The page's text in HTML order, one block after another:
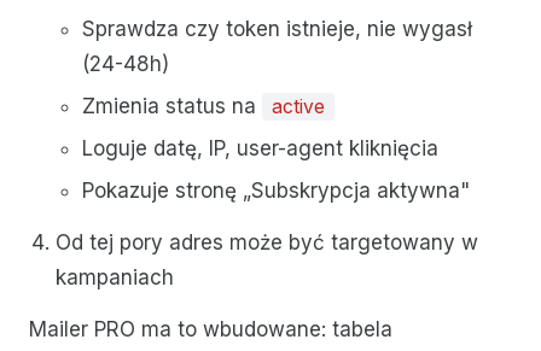
Sprawdza czy token istnieje, nie wygasł
(24-48h)
Zmienia status na
active
Loguje datę, IP, user-agent kliknięcia
Pokazuje stronę „Subskrypcja aktywna"
Od tej pory adres może być targetowany w
kampaniach
Mailer PRO ma to wbudowane: tabela